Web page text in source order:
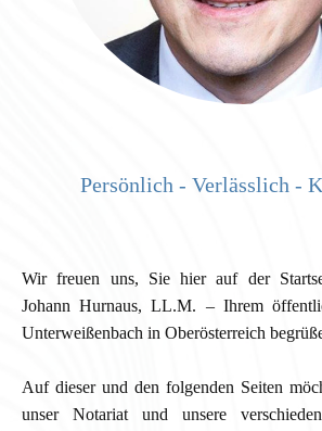
Persönlich - Verlässlich -
Wir freuen uns, Sie hier auf der
Johann Hurnaus, LL.M. – Ihrem
Unterweißenbach in Oberösterreich
Auf dieser und den folgenden Seiten
unser Notariat und unsere